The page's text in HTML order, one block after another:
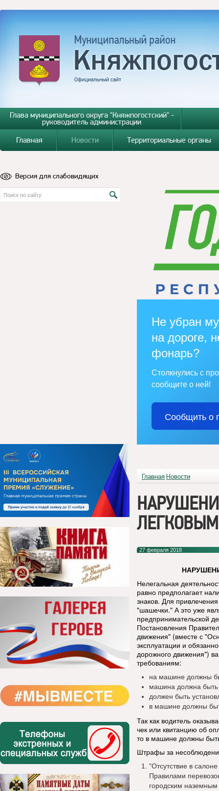
Глава муниципального округа "Княжпогостский" -
руководитель администрации
Главная
Новости Территориальные органы
Версия для слабовидящих
Не убран
на дороге,
фонарь?
Столкнулись с
сообщите о ней!
Сообщить о
Главная Новости
27 февраля 2018
Нелегальная
равно предполагает
знаков. Для
"шашечки." А это уже
предпринимательской
Постановления
движения" (вместе с
эксплуатации и
дорожного движения")
требованиям:
на машине должны
машина должна быть
должен быть
в машине должны
Так как водитель
чек или квитанцию об
то в машине должны
Штрафы за
"Отсутствие в
Правилами
городским наземным